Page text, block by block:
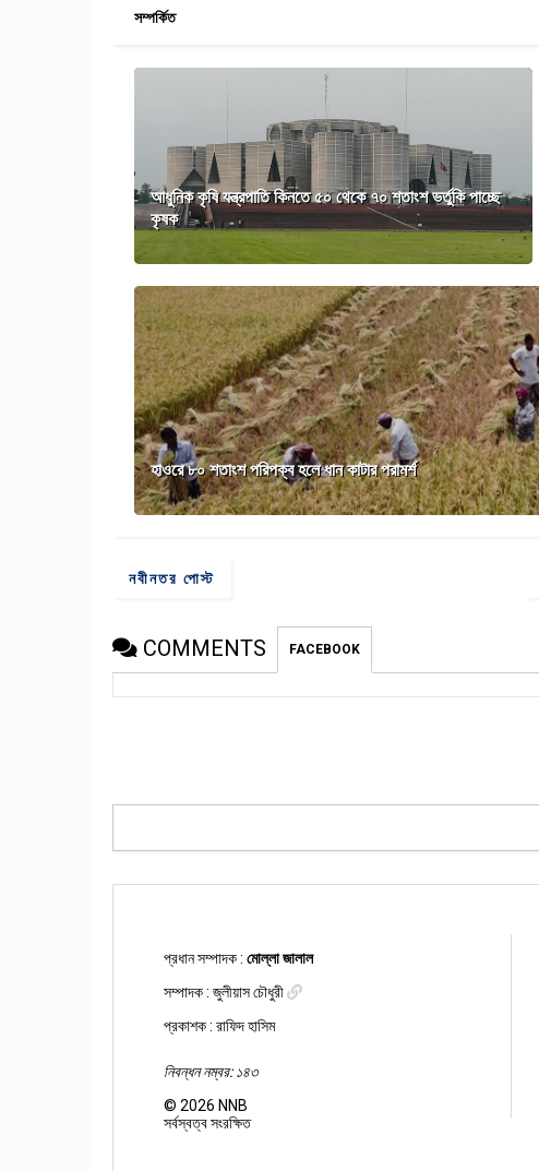
সম্পর্কিত
আধুনিক কৃষি যন্ত্রপাতি কিনতে ৫০ থেকে ৭০ শতাংশ ভর্তুকি পাচ্ছে
কৃষক
হাওরে ৮০ শতাংশ পরিপক্ব হলে ধান কাটার পরামর্শ
নবীনতর পোস্ট
COMMENTS FACEBOOK
প্রধান সম্পাদক : মোল্লা জালাল
সম্পাদক : জুলীয়াস চৌধুরী
প্রকাশক : রাফিদ হাসিম
নিবন্ধন নম্বর: ১৪৩
© 2026 NNB
সর্বস্বত্ব সংরক্ষিত